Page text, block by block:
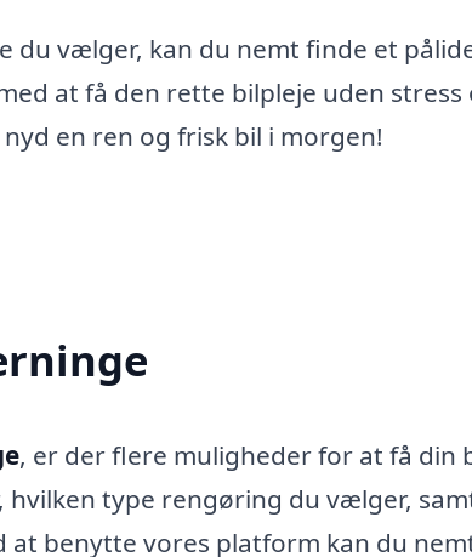
du vælger, kan du nemt finde et
at få den rette bilpleje uden stress
en ren og frisk bil i morgen!
, er der flere muligheder for at få din
hvilken type rengøring du vælger,
at benytte vores platform kan du